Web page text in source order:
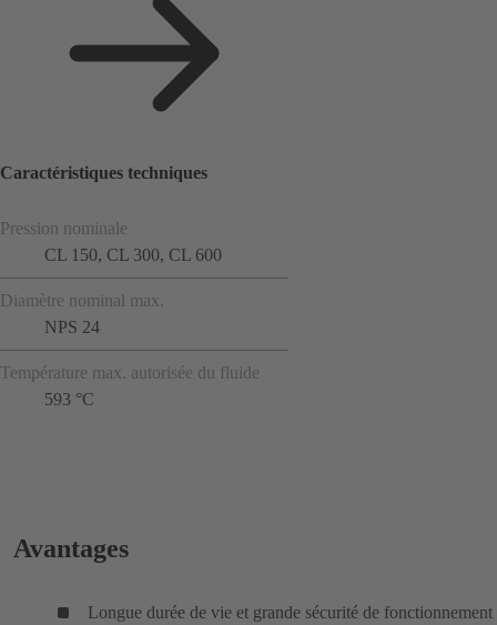
Caractéristiques techniques
Pression nominale
CL 150, CL 300, CL 600
Diamètre nominal max.
NPS 24
Température max. autorisée du fluide
593 °C
Avantages
Longue durée de vie et grande sécurité de fonctionnement